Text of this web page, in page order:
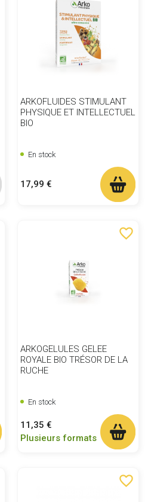
ARKOFLUIDES STIMULANT
PHYSIQUE ET INTELLECTUEL
BIO
En stock
Prix
17,99 €
favorite_border
ARKOGELULES GELEE
ROYALE BIO TRÉSOR DE LA
RUCHE
En stock
Prix
11,35 €
Plusieurs formats
favorite_border